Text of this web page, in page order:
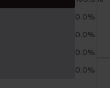
0.0%
0.0%
0.0%
0.0%